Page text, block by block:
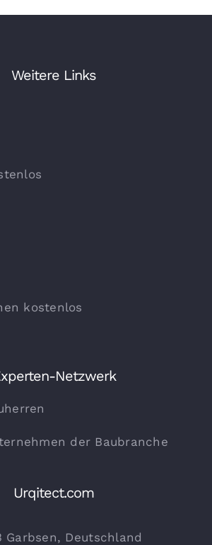
Urqitect.com
Garbsen, Deutschland
Weitere Links
kostenlos
Netzwerk
der Baubranche